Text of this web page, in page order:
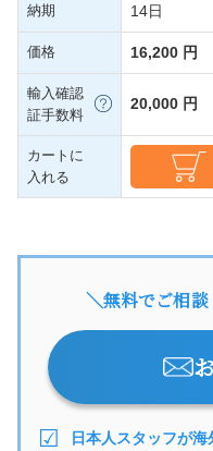
納期 14日
価格 16,200 円
輸入確認
証手数料
20,000 円
カートに
入れる
＼無料でご相
日本人スタッフが